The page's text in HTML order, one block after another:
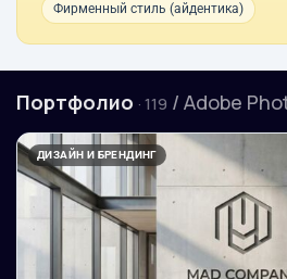
Фирменный стиль (айдентика)
Портфолио · 119 / Adobe
ДИЗАЙН И БРЕНДИНГ